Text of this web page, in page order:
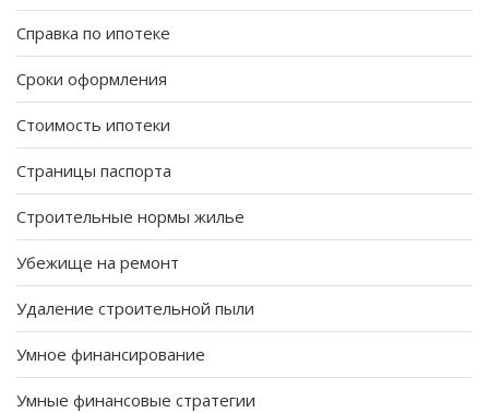
Справка по ипотеке
Сроки оформления
Стоимость ипотеки
Страницы паспорта
Строительные нормы жилье
Убежище на ремонт
Удаление строительной пыли
Умное финансирование
Умные финансовые стратегии